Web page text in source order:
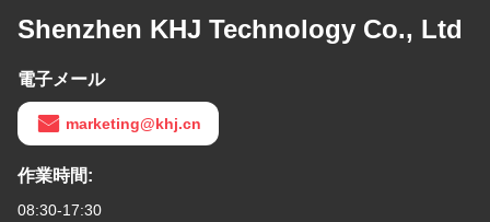
Shenzhen KHJ Technology Co., Ltd
電子メール
marketing@khj.cn
作業時間:
08:30-17:30